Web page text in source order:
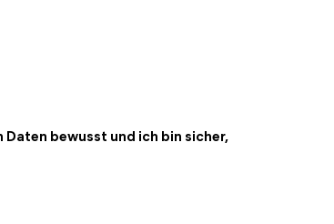
Daten bewusst und ich bin sicher,